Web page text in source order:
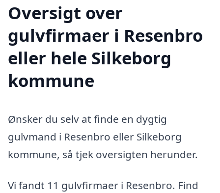
Oversigt over
gulvfirmaer i Resenbro
eller hele Silkeborg
kommune
Ønsker du selv at finde en dygtig
gulvmand i Resenbro eller Silkeborg
kommune, så tjek oversigten herunder.
Vi fandt 11 gulvfirmaer i Resenbro. Find